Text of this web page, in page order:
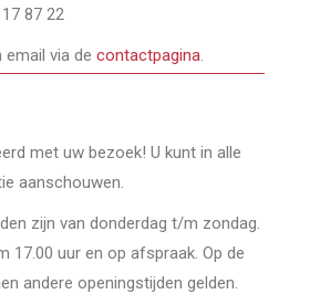
87 22
via de contactpagina.
met uw bezoek! U kunt in alle
aanschouwen.
zijn van donderdag t/m zondag.
17.00 uur en op afspraak. Op de
andere openingstijden gelden.